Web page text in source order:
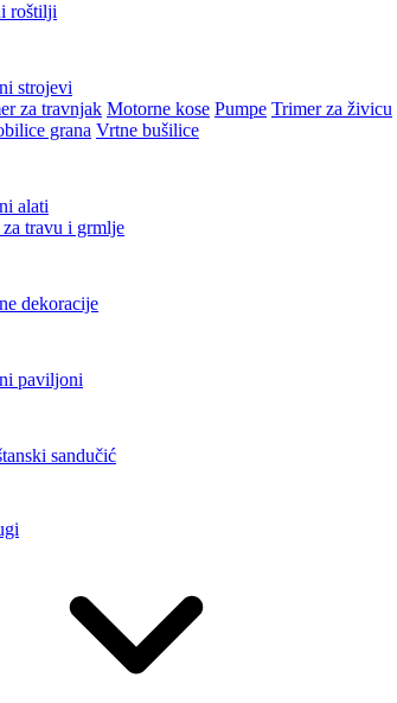
roštilji
strojevi
za travnjak Motorne kose Pumpe Trimer za živicu
grana Vrtne bušilice
alati
za travu i grmlje
dekoracije
paviljoni
sandučić